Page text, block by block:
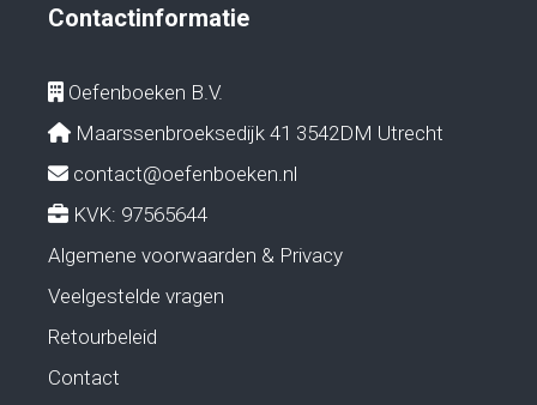
Contactinformatie
Oefenboeken B.V.
Maarssenbroeksedijk 41 3542DM Utrecht
contact@oefenboeken.nl
KVK: 97565644
Algemene voorwaarden & Privacy
Veelgestelde vragen
Retourbeleid
Contact